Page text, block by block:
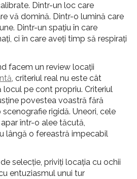
Dintr-un loc care
vă domină. Dintr-o lumină care
Dintr-un spațiu în care
ci în care aveți timp să respirați
facem un review locații
, criteriul real nu este cât
pe cont propriu. Criteriul
povestea voastră fără
rigidă. Uneori, cele
într-o alee tăcută,
lângă o fereastră impecabil
selecție, priviți locația cu ochii
entuziasmul unui tur